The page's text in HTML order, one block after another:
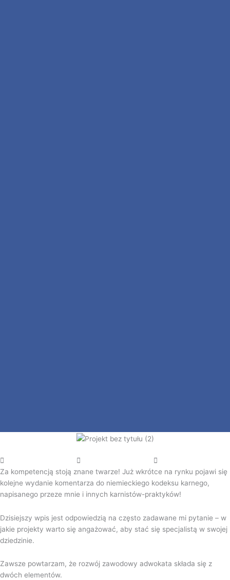
Za kompetencją stoją znane twarze! Już wkrótce na rynku pojawi się
kolejne wydanie komentarza do niemieckiego kodeksu karnego,
napisanego przeze mnie i innych karnistów-praktyków!
Dzisiejszy wpis jest odpowiedzią na często zadawane mi pytanie – w
jakie projekty warto się angażować, aby stać się specjalistą w swojej
dziedzinie.
Zawsze powtarzam, że rozwój zawodowy adwokata składa się z
dwóch elementów.